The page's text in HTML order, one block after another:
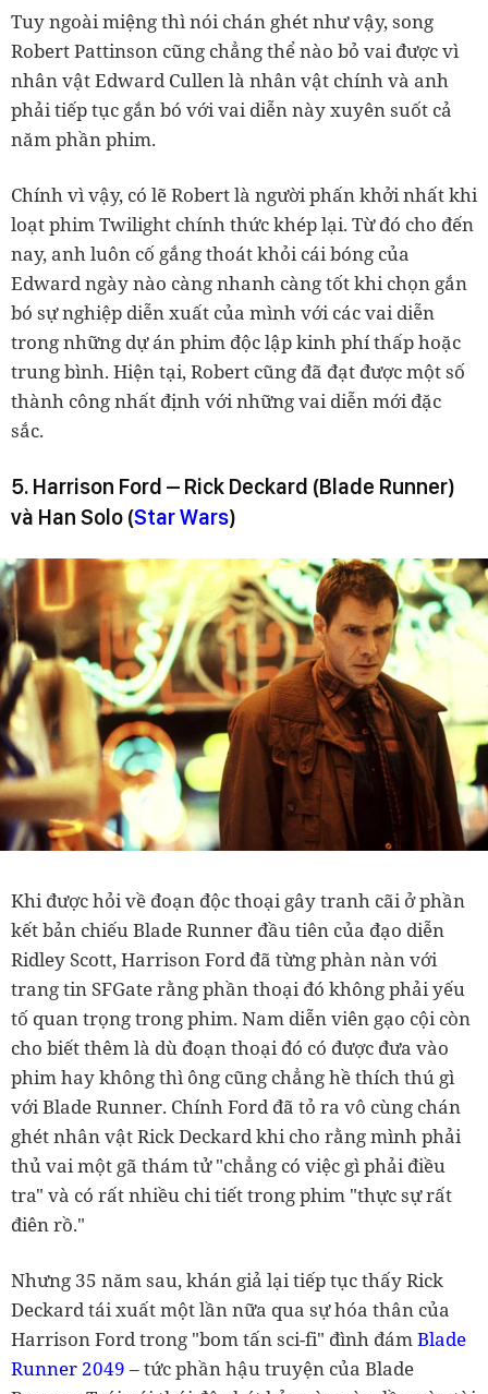
Tuy ngoài miệng thì nói chán ghét như vậy, song
Robert Pattinson cũng chẳng thể nào bỏ vai được vì
nhân vật Edward Cullen là nhân vật chính và anh
phải tiếp tục gắn bó với vai diễn này xuyên suốt cả
năm phần phim.
Chính vì vậy, có lẽ Robert là người phấn khởi nhất khi
loạt phim Twilight chính thức khép lại. Từ đó cho đến
nay, anh luôn cố gắng thoát khỏi cái bóng của
Edward ngày nào càng nhanh càng tốt khi chọn gắn
bó sự nghiệp diễn xuất của mình với các vai diễn
trong những dự án phim độc lập kinh phí thấp hoặc
trung bình. Hiện tại, Robert cũng đã đạt được một số
thành công nhất định với những vai diễn mới đặc
sắc.
5. Harrison Ford – Rick Deckard (Blade Runner)
và Han Solo (Star Wars)
Khi được hỏi về đoạn độc thoại gây tranh cãi ở phần
kết bản chiếu Blade Runner đầu tiên của đạo diễn
Ridley Scott, Harrison Ford đã từng phàn nàn với
trang tin SFGate rằng phần thoại đó không phải yếu
tố quan trọng trong phim. Nam diễn viên gạo cội còn
cho biết thêm là dù đoạn thoại đó có được đưa vào
phim hay không thì ông cũng chẳng hề thích thú gì
với Blade Runner. Chính Ford đã tỏ ra vô cùng chán
ghét nhân vật Rick Deckard khi cho rằng mình phải
thủ vai một gã thám tử "chẳng có việc gì phải điều
tra" và có rất nhiều chi tiết trong phim "thực sự rất
điên rồ."
Nhưng 35 năm sau, khán giả lại tiếp tục thấy Rick
Deckard tái xuất một lần nữa qua sự hóa thân của
Harrison Ford trong "bom tấn sci-fi" đình đámBlade
Runner 2049 – tức phần hậu truyện của Blade